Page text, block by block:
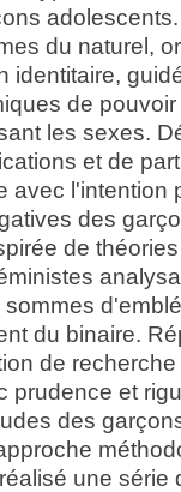
du naturel,
identitaire,
de
les sexes.
et de
avec l'intention
des
de
du binaire.
de
prudence et
des
une série